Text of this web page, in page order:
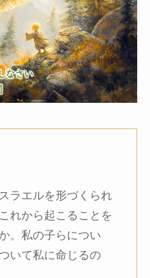
ラエルを形づくられ
れから起こることを
。私の子らについ
いて私に命じるの